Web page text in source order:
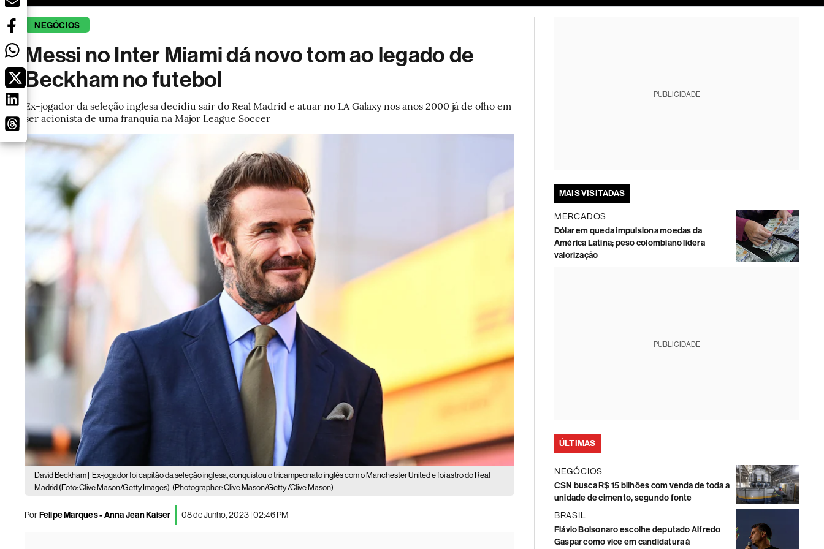
NEGÓCIOS
Messi no Inter Miami dá novo tom ao legado de
Beckham no futebol
Ex-jogador da seleção inglesa decidiu sair do Real Madrid e atuar no LA Galaxy nos anos 2000 já de olho em
ser acionista de uma franquia na Major League Soccer
David Beckham |
Ex-jogador foi capitão da seleção inglesa, conquistou o tricampeonato inglês com o Manchester United e foi astro do Real
Madrid (Foto: Clive Mason/Getty Images) (Photographer: Clive Mason/Getty /Clive Mason)
PorFelipe Marques - Anna Jean Kaiser 08 de Junho, 2023 | 02:46 PM
PUBLICIDADE
MAIS VISITADAS
MERCADOS
Dólar em queda impulsiona moedas da
América Latina; peso colombiano lidera
valorização
PUBLICIDADE
ÚLTIMAS
NEGÓCIOS
CSN busca R$ 15 bilhões com venda de toda a
unidade de cimento, segundo fonte
BRASIL
Flávio Bolsonaro escolhe deputado Alfredo
Gaspar como vice em candidatura à